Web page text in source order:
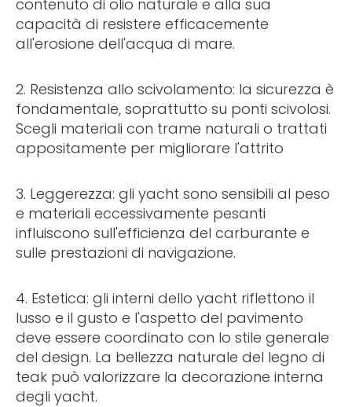
contenuto di olio naturale e alla sua
capacità di resistere efficacemente
all'erosione dell'acqua di mare.
2. Resistenza allo scivolamento: la sicurezza è
fondamentale, soprattutto su ponti scivolosi.
Scegli materiali con trame naturali o trattati
appositamente per migliorare l'attrito
3. Leggerezza: gli yacht sono sensibili al peso
e materiali eccessivamente pesanti
influiscono sull'efficienza del carburante e
sulle prestazioni di navigazione.
4. Estetica: gli interni dello yacht riflettono il
lusso e il gusto e l'aspetto del pavimento
deve essere coordinato con lo stile generale
del design. La bellezza naturale del legno di
teak può valorizzare la decorazione interna
degli yacht.